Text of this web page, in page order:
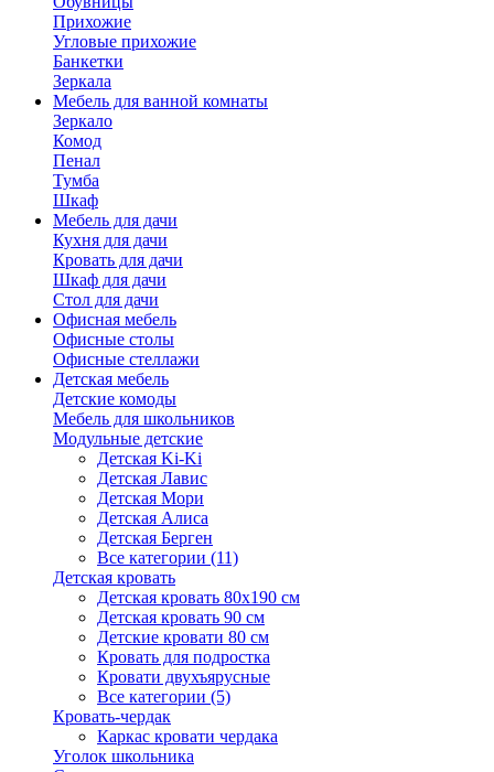
Прихожие
Угловые прихожие
Банкетки
Зеркала
Мебель для ванной комнаты
Зеркало
Комод
Пенал
Тумба
Шкаф
Мебель для дачи
Кухня для дачи
Кровать для дачи
Шкаф для дачи
Стол для дачи
Офисная мебель
Офисные столы
Офисные стеллажи
Детская мебель
Детские комоды
Мебель для школьников
Модульные детские
Детская Ki-Ki
Детская Лавис
Детская Мори
Детская Алиса
Детская Берген
Все категории (11)
Детская кровать
Детская кровать 80х190 см
Детская кровать 90 см
Детские кровати 80 см
Кровать для подростка
Кровати двухъярусные
Все категории (5)
Кровать-чердак
Каркас кровати чердака
Уголок школьника